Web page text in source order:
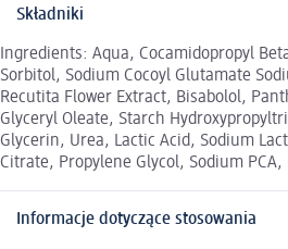
Składniki
Ingredients: Aqua, Cocamidopropyl
Sorbitol, Sodium Cocoyl Glutamate
Recutita Flower Extract, Bisabolol,
Glyceryl Oleate, Starch
Glycerin, Urea, Lactic Acid, Sodium
Citrate, Propylene Glycol, Sodium
Informacje dotyczące stosowania